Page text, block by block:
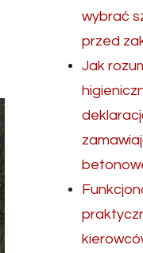
wybrać
przed
Jak